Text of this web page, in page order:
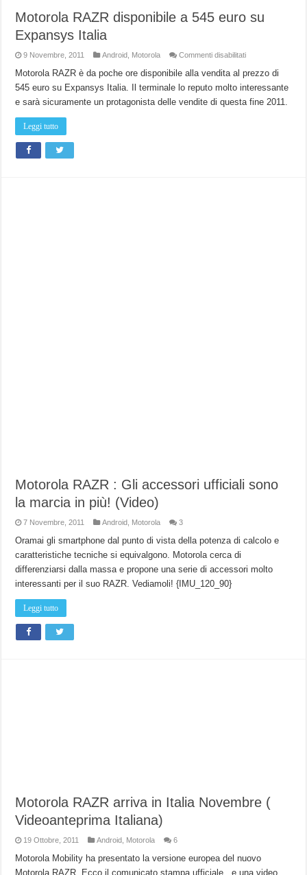
Motorola RAZR disponibile a 545 euro su
Expansys Italia
9 Novembre, 2011 Android Motorola Commenti disabilitatisu
RAZR
a
euro
Motorola RAZR è da poche ore disponibile alla vendita al prezzo di
545 euro su Expansys Italia. Il terminale lo reputo molto interessante
e sarà sicuramente un protagonista delle vendite di questa fine 2011.
Leggi tutto
Motorola RAZR : Gli accessori ufficiali sono
la marcia in più! (Video)
7 Novembre, 2011 Android Motorola 3
Oramai gli smartphone dal punto di vista della potenza di calcolo e
caratteristiche tecniche si equivalgono. Motorola cerca di
differenziarsi dalla massa e propone una serie di accessori molto
interessanti per il suo RAZR. Vediamoli! {IMU_120_90}
Leggi tutto
Motorola RAZR arriva in Italia Novembre (
Videoanteprima Italiana)
19 Ottobre, 2011 Android Motorola 6
Motorola Mobility ha presentato la versione europea del nuovo
Motorola RAZR. Ecco il comunicato stampa ufficiale, e una video